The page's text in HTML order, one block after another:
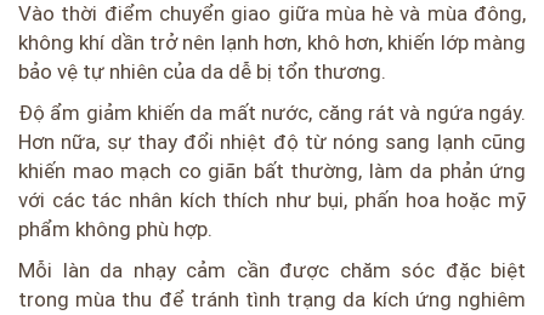
Vào thời điểm chuyển giao giữa mùa hè và mùa đông,
không khí dần trở nên lạnh hơn, khô hơn, khiến lớp màng
bảo vệ tự nhiên của da dễ bị tổn thương.
Độ ẩm giảm khiến da mất nước, căng rát và ngứa ngáy.
Hơn nữa, sự thay đổi nhiệt độ từ nóng sang lạnh cũng
khiến mao mạch co giãn bất thường, làm da phản ứng
với các tác nhân kích thích như bụi, phấn hoa hoặc mỹ
phẩm không phù hợp.
Mỗi làn da nhạy cảm cần được chăm sóc đặc biệt
trong mùa thu để tránh tình trạng da kích ứng nghiêm